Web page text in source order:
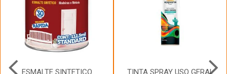
ESMALTE SINTETICO TINTA SPRAY USO GERAL